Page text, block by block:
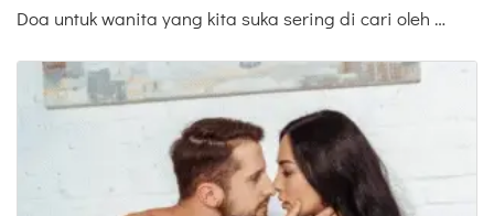
Doa untuk wanita yang kita suka sering di cari oleh …